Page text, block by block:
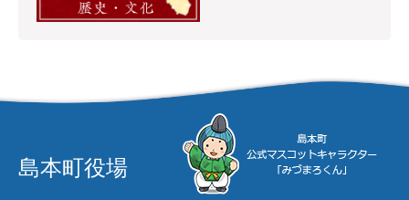
島本町役場